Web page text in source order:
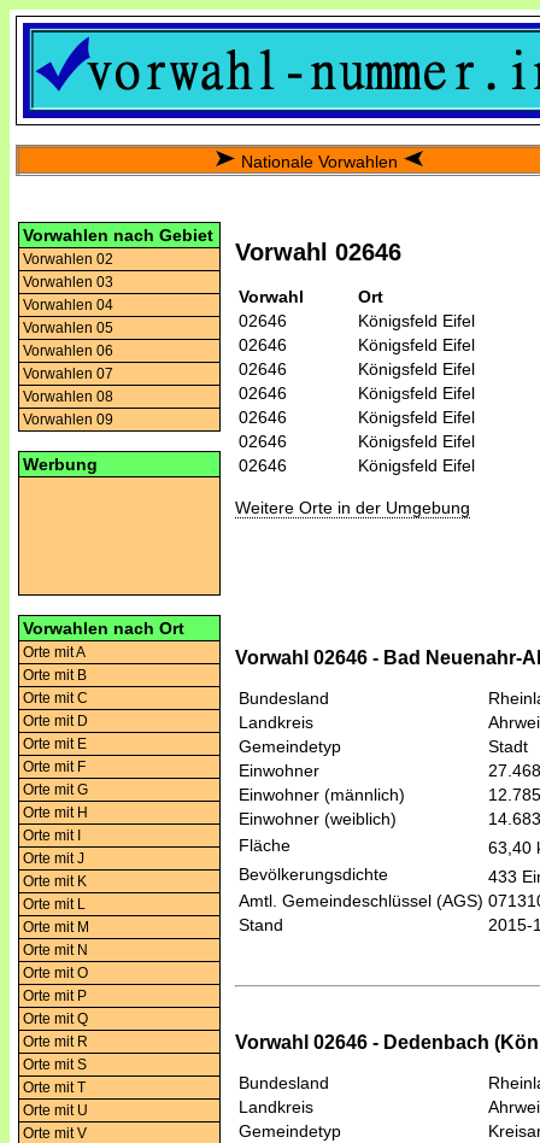
Nationale Vorwahlen
Vorwahlen nach Gebiet
Vorwahlen 02
Vorwahlen 03
Vorwahlen 04
Vorwahlen 05
Vorwahlen 06
Vorwahlen 07
Vorwahlen 08
Vorwahlen 09
Werbung
Vorwahlen nach Ort
Orte mit A
Orte mit B
Orte mit C
Orte mit D
Orte mit E
Orte mit F
Orte mit G
Orte mit H
Orte mit I
Orte mit J
Orte mit K
Orte mit L
Orte mit M
Orte mit N
Orte mit O
Orte mit P
Orte mit Q
Orte mit R
Orte mit S
Orte mit T
Orte mit U
Orte mit V
Vorwahl 02646
Vorwahl
Ort
02646
Königsfeld Eifel
02646
Königsfeld Eifel
02646
Königsfeld Eifel
02646
Königsfeld Eifel
02646
Königsfeld Eifel
02646
Königsfeld Eifel
02646
Königsfeld Eifel
Weitere Orte in der Umgebung
Vorwahl 02646 - Bad Neuenahr-
Bundesland
Landkreis
Gemeindetyp
Stadt
Einwohner
27.468
Einwohner (männlich)
12.785
Einwohner (weiblich)
14.683
Fläche
63,40
Bevölkerungsdichte
433
Amtl. Gemeindeschlüssel (AGS)
Stand
2015-
Vorwahl 02646 - Dedenbach
Bundesland
Landkreis
Gemeindetyp